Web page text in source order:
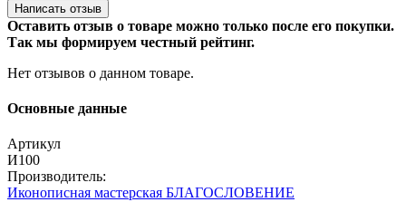
Написать отзыв
Оставить отзыв о товаре можно только после его покупки.
Так мы формируем честный рейтинг.
Нет отзывов о данном товаре.
Основные данные
Артикул
И100
Производитель:
Иконописная мастерская БЛАГОСЛОВЕНИЕ